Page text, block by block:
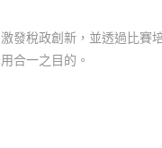
發稅政創新，並透過比賽
合一之目的。